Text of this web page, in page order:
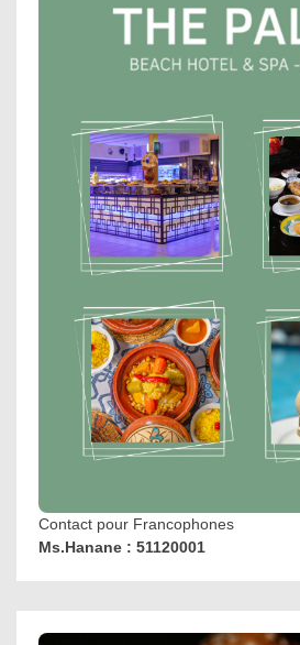
Contact pour Francophones
Ms.Hanane : 51120001